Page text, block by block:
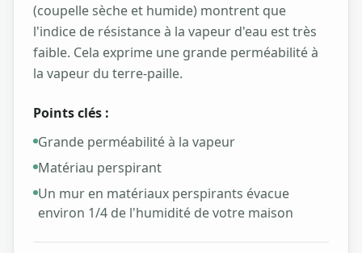
(coupelle sèche et humide) montrent que
l'indice de résistance à la vapeur d'eau est très
faible. Cela exprime une grande perméabilité à
la vapeur du terre-paille.
Points clés :
Grande perméabilité à la vapeur
Matériau perspirant
Un mur en matériaux perspirants évacue
environ 1/4 de l'humidité de votre maison